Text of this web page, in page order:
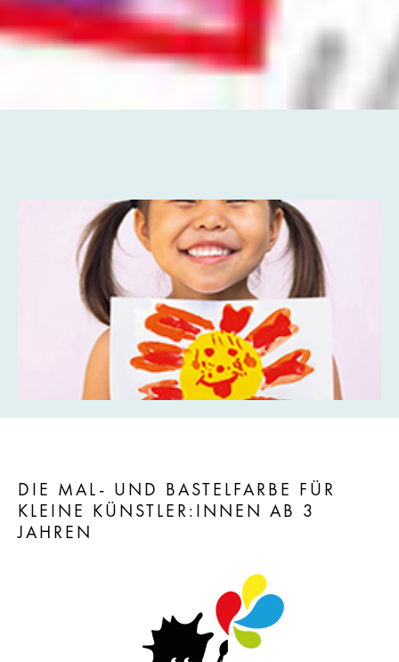
DIE MAL- UND BASTELFARBE FÜR
KLEINE KÜNSTLER:INNEN AB 3
JAHREN